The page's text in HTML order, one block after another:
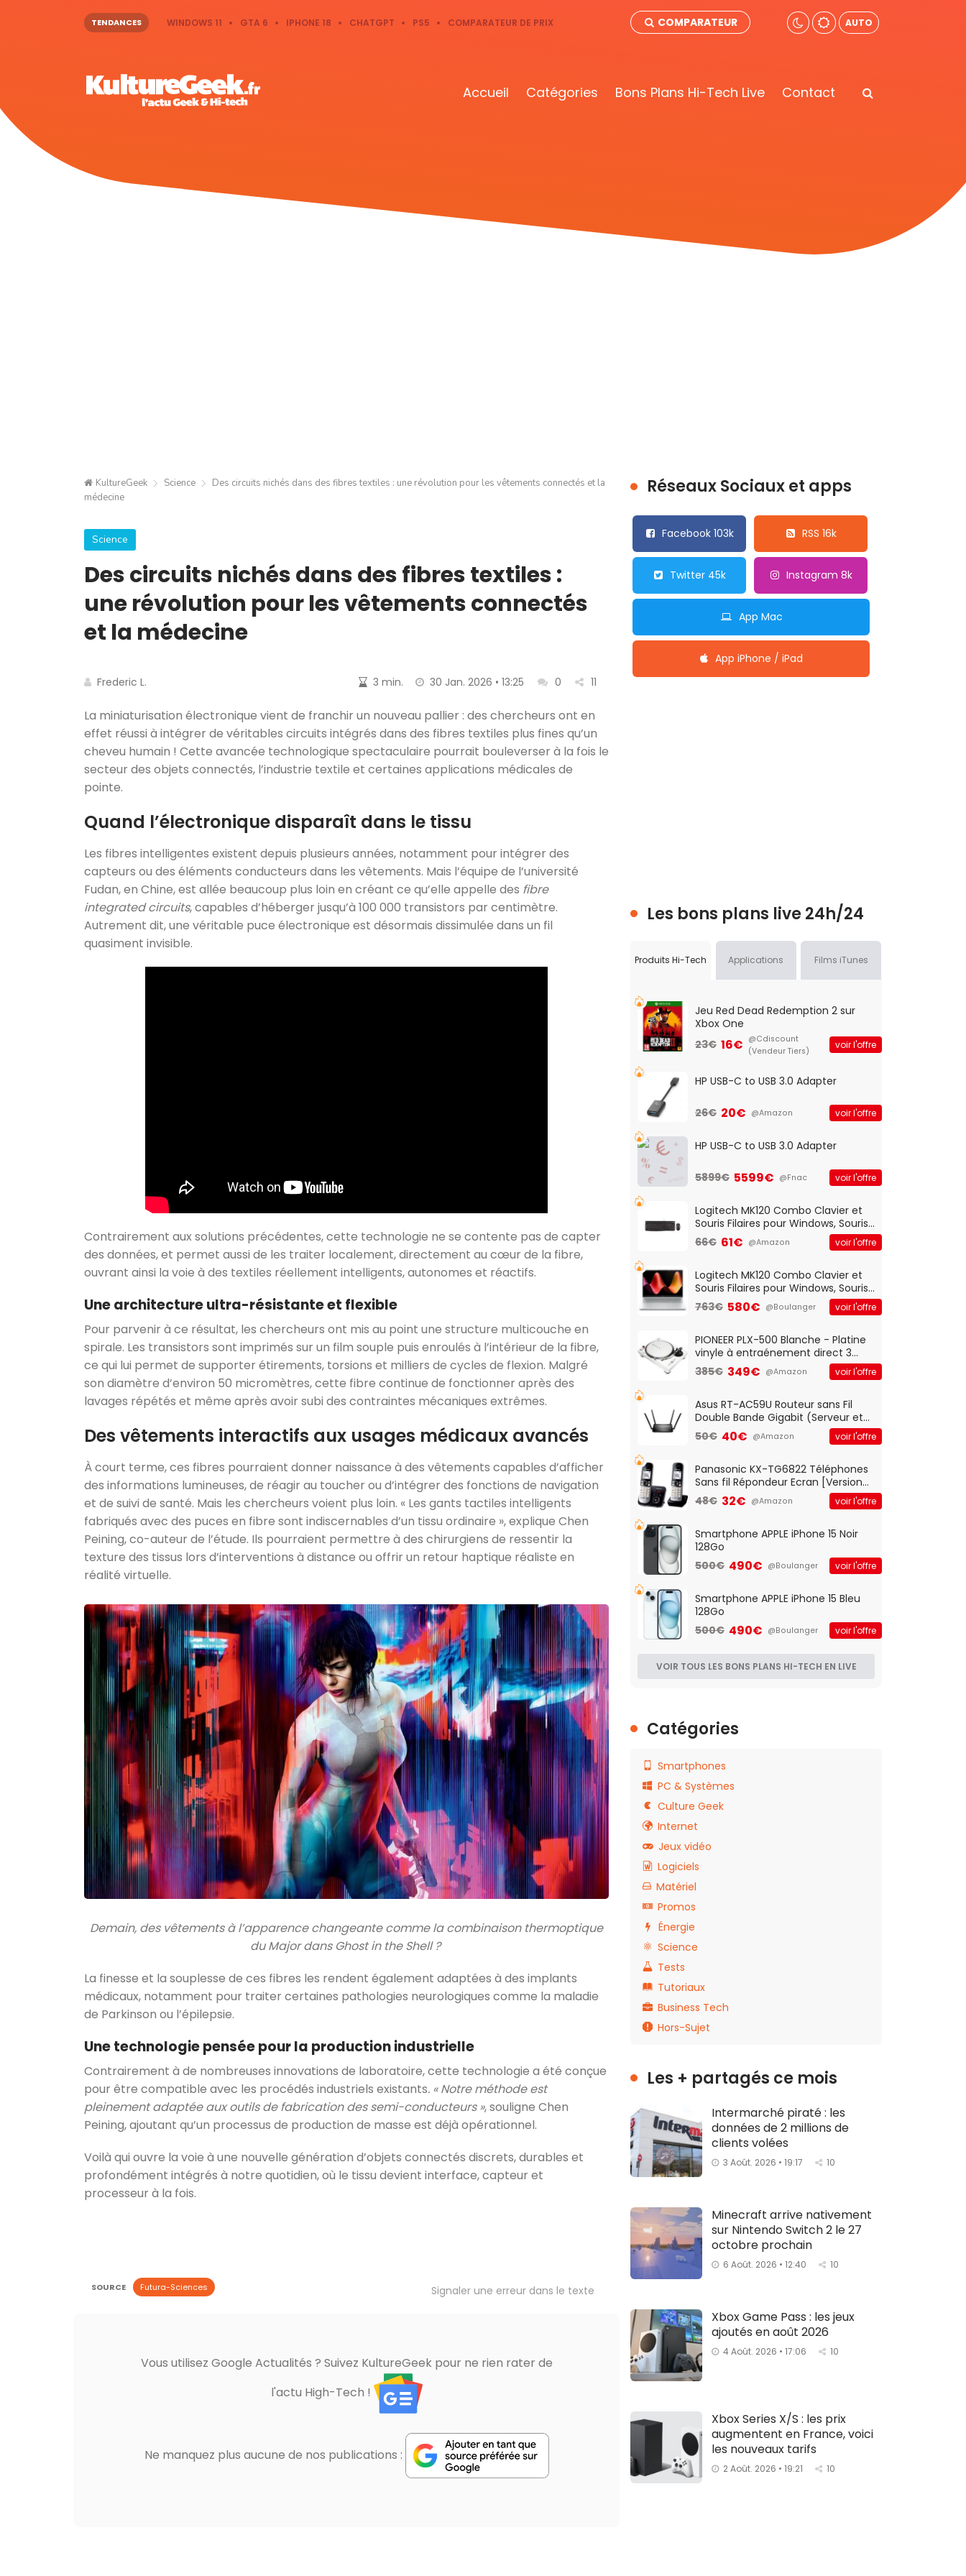
TENDANCES WINDOWS 11 GTA 6 IPHONE 18 CHATGPT PS5 COMPARATEUR DE PRIX COMPARATEUR AUTO
Accueil Catégories Bons Plans Hi-Tech Live Contact
KultureGeek Science
Des circuits nichés dans des fibres textiles : une révolution pour les vêtements connectés et la
médecine
Science
Des circuits nichés dans des fibres textiles :
une révolution pour les vêtements connectés
et la médecine
Frederic L. 3 min. 30 Jan. 2026 • 13:25 0 11
La miniaturisation électronique vient de franchir un nouveau pallier : des chercheurs ont en
effet réussi à intégrer de véritables circuits intégrés dans des fibres textiles plus fines qu’un
cheveu humain ! Cette avancée technologique spectaculaire pourrait bouleverser à la fois le
secteur des objets connectés, l’industrie textile et certaines applications médicales de
pointe.
Quand l’électronique disparaît dans le tissu
Les fibres intelligentes existent depuis plusieurs années, notamment pour intégrer des
capteurs ou des éléments conducteurs dans les vêtements. Mais l’équipe de l’université
Fudan, en Chine, est allée beaucoup plus loin en créant ce qu’elle appelle des fibre
integrated circuits, capables d’héberger jusqu’à 100 000 transistors par centimètre.
Autrement dit, une véritable puce électronique est désormais dissimulée dans un fil
quasiment invisible.
Contrairement aux solutions précédentes, cette technologie ne se contente pas de capter
des données, et permet aussi de les traiter localement, directement au cœur de la fibre,
ouvrant ainsi la voie à des textiles réellement intelligents, autonomes et réactifs.
Une architecture ultra-résistante et flexible
Pour parvenir à ce résultat, les chercheurs ont mis au point une structure multicouche en
spirale. Les transistors sont imprimés sur un film souple puis enroulés à l’intérieur de la fibre,
ce qui lui permet de supporter étirements, torsions et milliers de cycles de flexion. Malgré
son diamètre d’environ 50 micromètres, cette fibre continue de fonctionner après des
lavages répétés et même après avoir subi des contraintes mécaniques extrêmes.
Des vêtements interactifs aux usages médicaux avancés
À court terme, ces fibres pourraient donner naissance à des vêtements capables d’afficher
des informations lumineuses, de réagir au toucher ou d’intégrer des fonctions de navigation
et de suivi de santé. Mais les chercheurs voient plus loin. « Les gants tactiles intelligents
fabriqués avec des puces en fibre sont indiscernables d’un tissu ordinaire », explique Chen
Peining, co-auteur de l’étude. Ils pourraient permettre à des chirurgiens de ressentir la
texture des tissus lors d’interventions à distance ou offrir un retour haptique réaliste en
réalité virtuelle.
Demain, des vêtements à l’apparence changeante comme la combinaison thermoptique
du Major dans Ghost in the Shell ?
La finesse et la souplesse de ces fibres les rendent également adaptées à des implants
médicaux, notamment pour traiter certaines pathologies neurologiques comme la maladie
de Parkinson ou l’épilepsie.
Une technologie pensée pour la production industrielle
Contrairement à de nombreuses innovations de laboratoire, cette technologie a été conçue
pour être compatible avec les procédés industriels existants. « Notre méthode est
pleinement adaptée aux outils de fabrication des semi-conducteurs », souligne Chen
Peining, ajoutant qu’un processus de production de masse est déjà opérationnel.
Voilà qui ouvre la voie à une nouvelle génération d’objets connectés discrets, durables et
profondément intégrés à notre quotidien, où le tissu devient interface, capteur et
processeur à la fois.
SOURCE Futura-Sciences Signaler une erreur dans le texte
Vous utilisez Google Actualités ? Suivez KultureGeek pour ne rien rater de
l'actu High-Tech !
Ne manquez plus aucune de nos publications :
Réseaux Sociaux et apps
Facebook 103k RSS 16k
Twitter 45k Instagram 8k
App Mac
App iPhone / iPad
Les bons plans live 24h/24
Produits Hi-Tech Applications Films iTunes
Jeu Red Dead Redemption 2 sur
Xbox One
23€ 16€ @Cdiscount
(Vendeur Tiers)
voir l'offre
HP USB-C to USB 3.0 Adapter
26€ 20€ @Amazon voir l'offre
HP USB-C to USB 3.0 Adapter
5899€ 5599€ @Fnac voir l'offre
Logitech MK120 Combo Clavier et
Souris Filaires pour Windows, Souris
Optique Filaire, Connexion USB Plug
And Play, Confortable, Taille
QWERTY UK - Noir
66€ 61€ @Amazon voir l'offre
Logitech MK120 Combo Clavier et
Souris Filaires pour Windows, Souris
Optique Filaire, Connexion USB Plug
And Play, Confortable, Taille
QWERTY UK - Noir
763€ 580€ @Boulanger voir l'offre
PIONEER PLX-500 Blanche - Platine
vinyle à entraénement direct 3
vitesses (33-45-78 trs/min) avec
pre-ampli intégré et port USB
385€ 349€ @Amazon voir l'offre
Asus RT-AC59U Routeur sans Fil
Double Bande Gigabit (Serveur et
Client VPN, Triple Vlan, Mode Point
d'accès et Bridge, contrôle
50€ 40€ @Amazon voir l'offre
Panasonic KX-TG6822 Téléphones
Sans fil Répondeur Ecran [Version
Française]
48€ 32€ @Amazon voir l'offre
Smartphone APPLE iPhone 15 Noir
128Go
500€ 490€ @Boulanger voir l'offre
Smartphone APPLE iPhone 15 Bleu
128Go
500€ 490€ @Boulanger voir l'offre
VOIR TOUS LES BONS PLANS HI-TECH EN LIVE
Catégories
Smartphones
PC & Systèmes
Culture Geek
Internet
Jeux vidéo
Logiciels
Matériel
Promos
Énergie
Science
Tests
Tutoriaux
Business Tech
Hors-Sujet
Les + partagés ce mois
Intermarché piraté : les
données de 2 millions de
clients volées
3 Août. 2026 • 19:17 10
Minecraft arrive nativement
sur Nintendo Switch 2 le 27
octobre prochain
6 Août. 2026 • 12:40 10
Xbox Game Pass : les jeux
ajoutés en août 2026
4 Août. 2026 • 17:06 10
Xbox Series X/S : les prix
augmentent en France, voici
les nouveaux tarifs
2 Août. 2026 • 19:21 10